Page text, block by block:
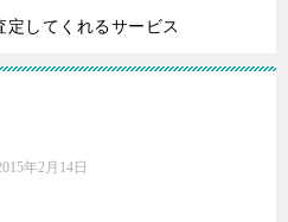
してくれるサービス
年2月14日